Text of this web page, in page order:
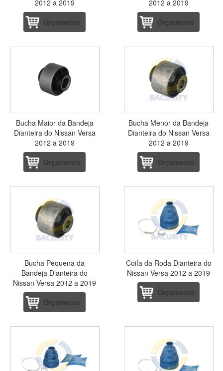
2012 a 2019
Orçamento
2012 a 2019
Orçamento
Bucha Maior da Bandeja
Dianteira do Nissan Versa
2012 a 2019
Orçamento
Bucha Menor da Bandeja
Dianteira do Nissan Versa
2012 a 2019
Orçamento
Bucha Pequena da
Bandeja Dianteira do
Nissan Versa 2012 a 2019
Orçamento
Coifa da Roda Dianteira do
Nissan Versa 2012 a 2019
Orçamento